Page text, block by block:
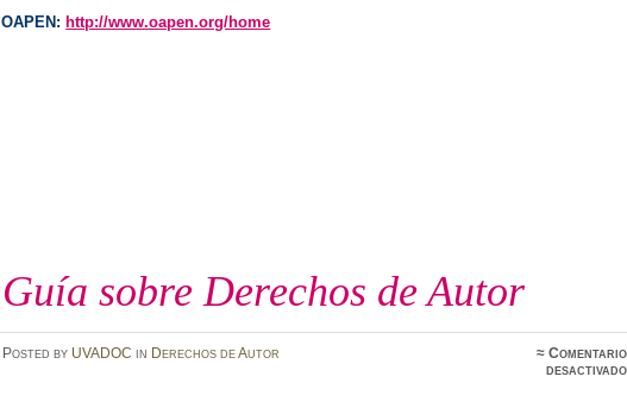
OAPEN: http://www.oapen.org/home
Guía sobre Derechos de Autor
Posted by UVADOC in Derechos de Autor ≈